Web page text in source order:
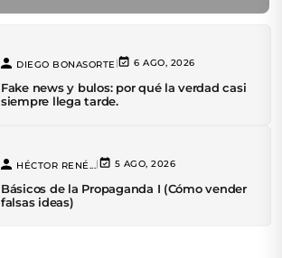
DIEGO BONASORTE| 6 AGO, 2026
Fake news y bulos: por qué la verdad casi
siempre llega tarde.
HÉCTOR RENÉ...| 5 AGO, 2026
Básicos de la Propaganda I (Cómo vender
falsas ideas)